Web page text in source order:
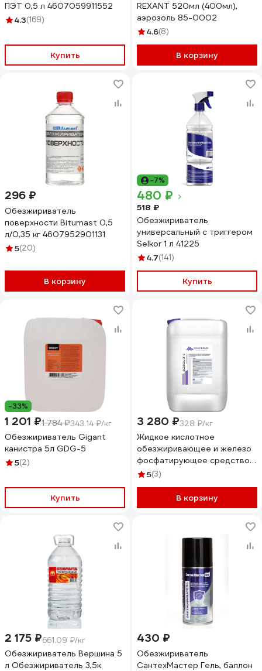
ПЭТ 0,5 л 4607059911552
4.3(169)
Купить
REXANT 520мл (400мл),
аэрозоль 85-0002
4.6(8)
В корзину
296 ₽
Обезжириватель
поверхности Bitumast 0,5
л/0,35 кг 4607952901131
5(20)
В корзину
-7%
480 ₽
518 ₽
Обезжириватель
универсальный с триггером
Selkor 1 л 41225
4.7(141)
Купить
-33%
1 201 ₽1 784 ₽343.14 ₽/кг
Обезжириватель Gigant
канистра 5л GDG-5
5(2)
Купить
3 280 ₽328 ₽/кг
Жидкое кислотное
обезжиривающее и железо
фосфатирующее средство
КОНФЕРУМ Дезоксил-оф-с
5(3)
В корзину
2 175 ₽661.09 ₽/кг
Обезжириватель Вершина 5
л Обезжириватель 3,5к
430 ₽
Обезжириватель
СантехМастер Гель, баллон